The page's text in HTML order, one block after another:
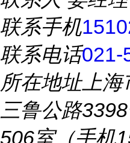
联系手机
联系电话021-
所在地址上海
三鲁公路
506室（手机